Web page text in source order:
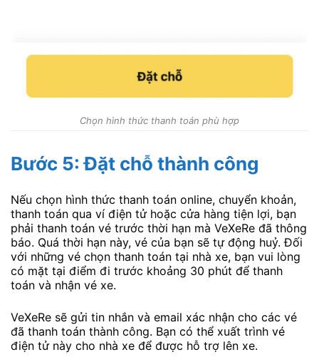
Chọn hình thức thanh toán phù hợp
Bước 5: Đặt chỗ thành công
Nếu chọn hình thức thanh toán online, chuyển khoản,
thanh toán qua ví điện tử hoặc cửa hàng tiện lợi, bạn
phải thanh toán vé trước thời hạn mà VeXeRe đã thông
báo. Quá thời hạn này, vé của bạn sẽ tự động huỷ. Đối
với những vé chọn thanh toán tại nhà xe, bạn vui lòng
có mặt tại điểm đi trước khoảng 30 phút để thanh
toán và nhận vé xe.
VeXeRe sẽ gửi tin nhắn và email xác nhận cho các vé
đã thanh toán thành công. Bạn có thể xuất trình vé
điện tử này cho nhà xe để được hỗ trợ lên xe.